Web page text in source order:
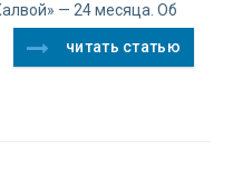
— 24 месяца. Об
читать статью